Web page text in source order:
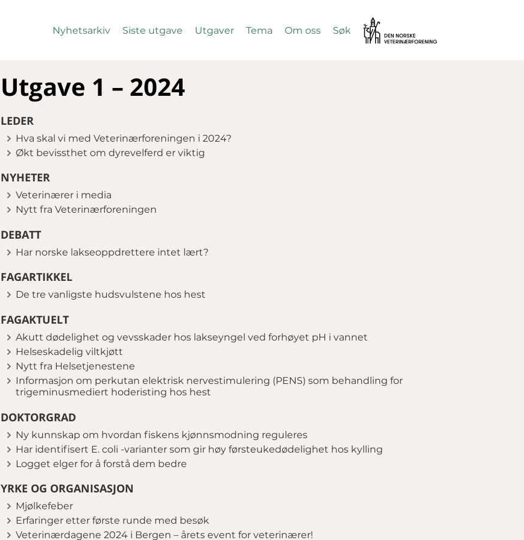
Nyhetsarkiv Siste utgave Utgaver Tema Om oss Søk
Vetnett
Utgave 1 – 2024
LEDER
Hva skal vi med Veterinærforeningen i 2024?
Økt bevissthet om dyrevelferd er viktig
NYHETER
Veterinærer i media
Nytt fra Veterinærforeningen
DEBATT
Har norske lakseoppdrettere intet lært?
FAGARTIKKEL
De tre vanligste hudsvulstene hos hest
FAGAKTUELT
Akutt dødelighet og vevsskader hos lakseyngel ved forhøyet pH i vannet
Helseskadelig viltkjøtt
Nytt fra Helsetjenestene
Informasjon om perkutan elektrisk nervestimulering (PENS) som behandling for
trigeminusmediert hoderisting hos hest
DOKTORGRAD
Ny kunnskap om hvordan fiskens kjønnsmodning reguleres
Har identifisert E. coli -varianter som gir høy førsteukedødelighet hos kylling
Logget elger for å forstå dem bedre
YRKE OG ORGANISASJON
Mjølkefeber
Erfaringer etter første runde med besøk
Veterinærdagene 2024 i Bergen – årets event for veterinærer!